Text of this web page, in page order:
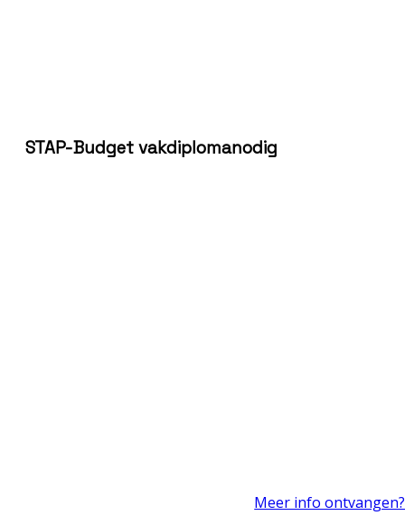
STAP-Budget vakdiplomanodig
Meer info ontvangen?